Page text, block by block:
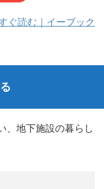
ぐ読む｜イーブック
、地下施設の暮らし